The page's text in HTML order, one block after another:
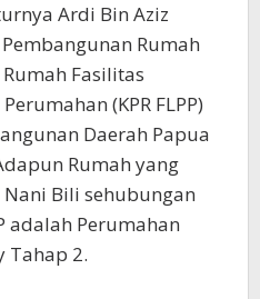
Ardi Bin Aziz
Rumah
Fasilitas
(KPR FLPP)
Daerah Papua
Rumah yang
Bili sehubungan
adalah Perumahan
Tahap 2.